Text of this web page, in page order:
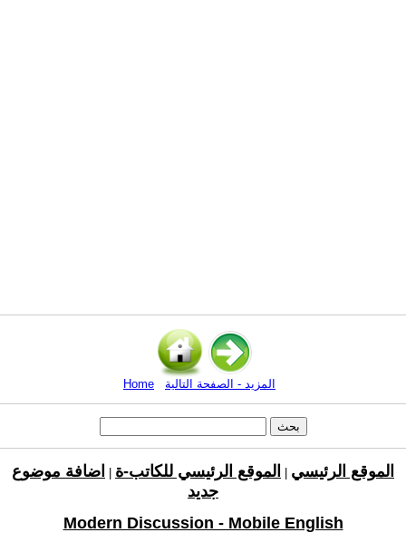
Home المزيد - الصفحة التالية
الموقع الرئيسي الموقع الرئيسي للكاتب-ة
اضافة موضوع
جديد
Modern Discussion - Mobile English